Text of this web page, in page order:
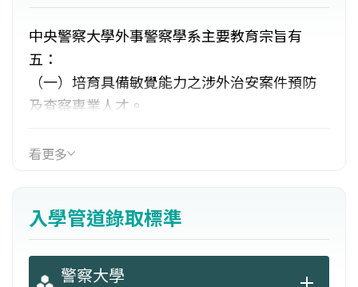
中央警察大學外事警察學系主要教育宗旨有
五：
（一）培育具備敏覺能力之涉外治安案件預防
及查察專業人才。
集、研析專業人才。
（四）培育具備宏觀視野之國際警察合作規劃
與執行專業人才。
（五）提昇涉外治安領域學術研究水準。
看更多
入學管道錄取標準
警察大學